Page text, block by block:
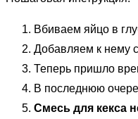
Вбиваем яйцо в
Добавляем к нему
Теперь пришло
В последнюю
Смесь для кекса